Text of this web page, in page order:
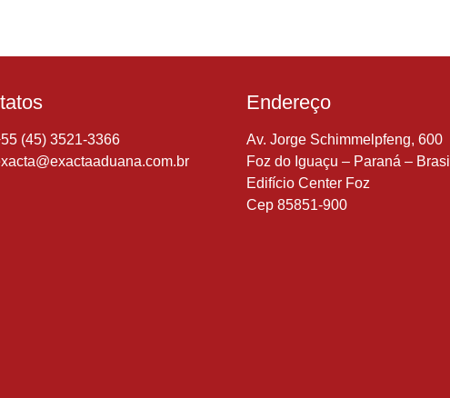
(45) 3521-3366
Endereço
Av. Jorge Schimmelpfeng, 600
Foz do Iguaçu – Paraná – Brasil
Edifício Center Foz
Cep 85851-900